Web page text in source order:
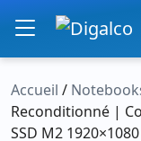
Navigation
Accueil /
Reconditionné |
SSD M2 1920×1080